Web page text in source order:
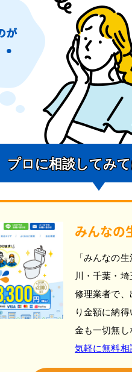
プロに相談してみ
みんなの
「みんなの
川・千葉・
修理業者で、
り金額に納
金も一切無し
気軽に無料相